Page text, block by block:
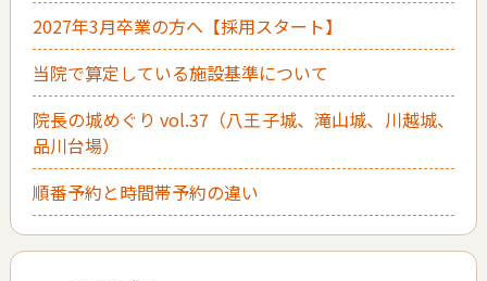
2027年3月卒業の方へ【採用スタート】
当院で算定している施設基準について
院長の城めぐり vol.37（八王子城、滝山城、川越城、
品川台場）
順番予約と時間帯予約の違い